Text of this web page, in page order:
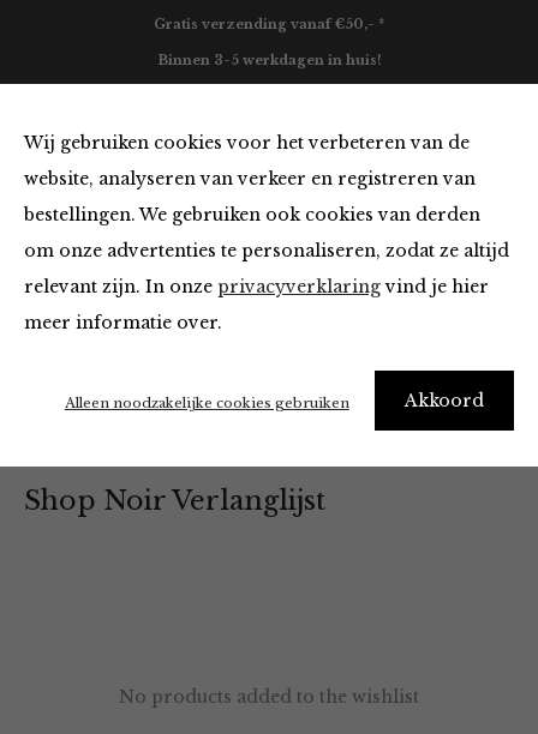
Wij gebruiken cookies voor het verbeteren van de
website, analyseren van verkeer en registreren van
bestellingen. We gebruiken ook cookies van derden
om onze advertenties te personaliseren, zodat ze altijd
relevant zijn. In onze privacyverklaringvind je hier
meer informatie over.
Akkoord
Alleen noodzakelijke cookies gebruiken
Gratis verzending vanaf €50,- *
Binnen 3-5 werkdagen in huis!
Home Verlanglijst
Shop Noir Verlanglijst
No products added to the wishlist